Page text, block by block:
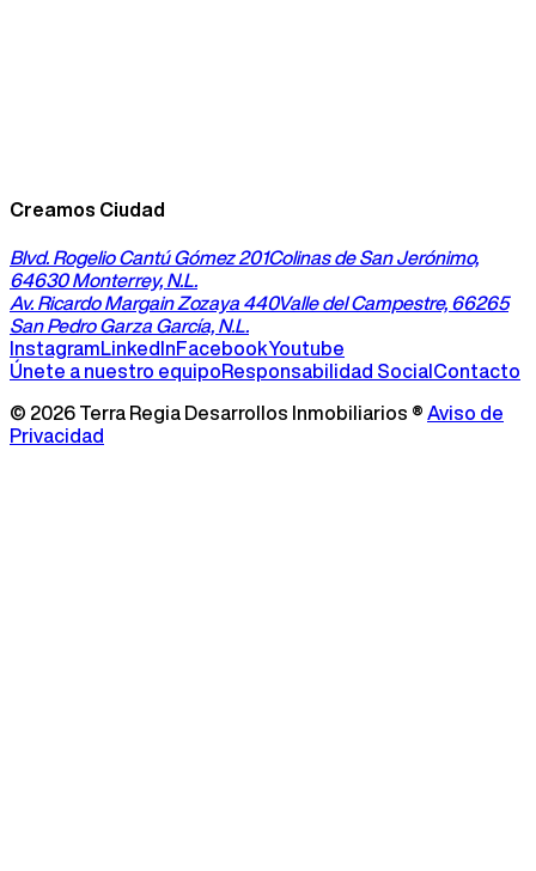
Creamos Ciudad
Blvd. Rogelio Cantú Gómez 201Colinas de San Jerónimo,
64630 Monterrey, N.L.
Av. Ricardo Margain Zozaya 440Valle del Campestre, 66265
San Pedro Garza García, N.L.
Instagram LinkedInFacebookYoutube
Únete a nuestro equipoResponsabilidad Social Contacto
© 2026 Terra Regia Desarrollos Inmobiliarios ® Aviso de
Privacidad